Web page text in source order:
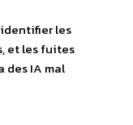
les
et les fuites
des IA mal